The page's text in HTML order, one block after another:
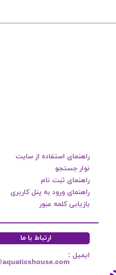
راهنمای استفاده از سایت
نوار جستجو
راهنمای ثبت نام
راهنمای ورود به پنل کاربری
بازیابی کلمه عبور
ارتباط با ما
ایمیل :